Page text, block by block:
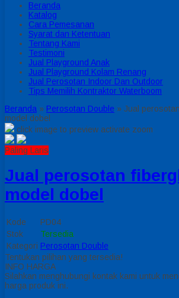
Beranda
Katalog
Cara Pemesanan
Syarat dan Ketentuan
Tentang Kami
Testimoni
Jual Playground Anak
Jual Playground Kolam Renang
Jual Perosotan Indoor Dan Outdoor
Tips Memilih Kontraktor Waterboom
Beranda » Perosotan Double » Jual
model dobel
click image to preview activate zoom
Paling Laris
Jual perosotan
model dobel
Kode
PD04
Stok
Tersedia
Kategori Perosotan Double
Tentukan pilihan yang tersedia!
INFO HARGA
Silahkan menghubungi kontak kami untuk
harga produk ini.